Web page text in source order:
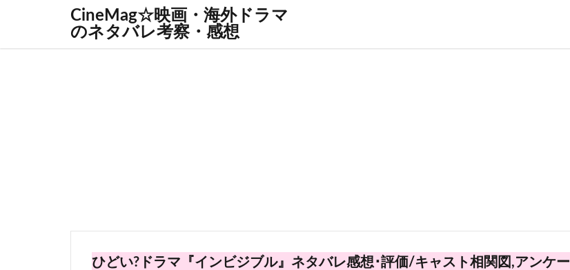
CineMag☆映画・海外ドラマ
のネタバレ考察・感想
ひどい?ドラマ『インビジブル』ネタバレ感想･評価/キャスト相関図,アンケー